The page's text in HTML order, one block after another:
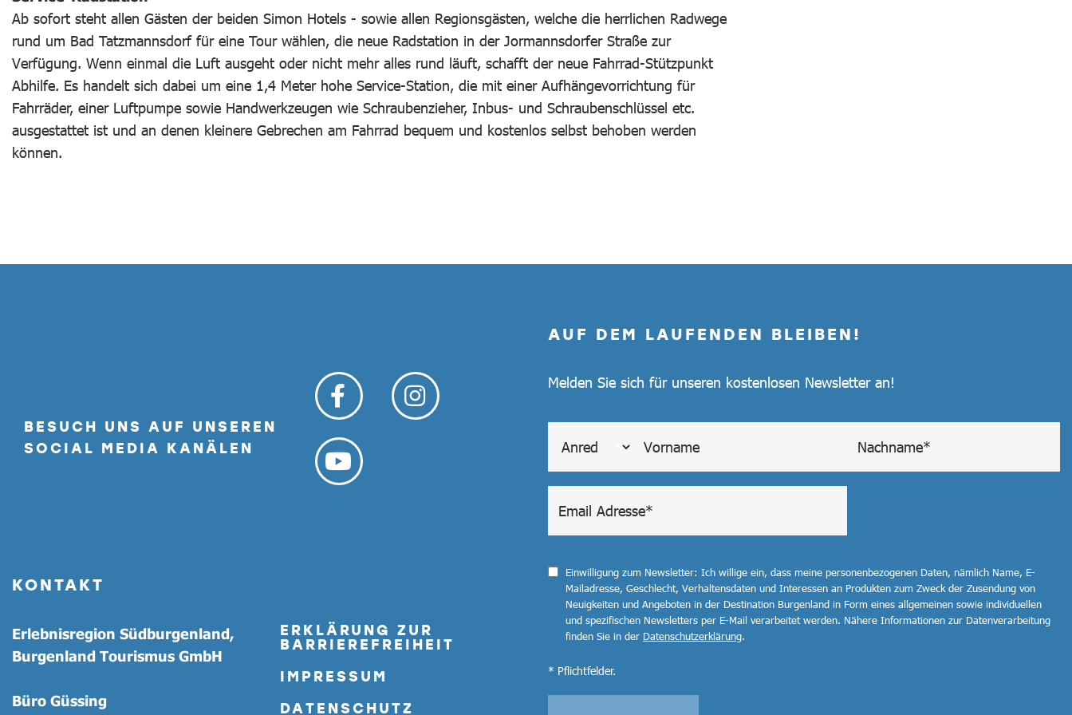
Ab sofort steht allen Gästen der beiden Simon Hotels - sowie allen Regionsgästen, welche die herrlichen Radwege
rund um Bad Tatzmannsdorf für eine Tour wählen, die neue Radstation in der Jormannsdorfer Straße zur
Verfügung. Wenn einmal die Luft ausgeht oder nicht mehr alles rund läuft, schafft der neue Fahrrad-Stützpunkt
Abhilfe. Es handelt sich dabei um eine 1,4 Meter hohe Service-Station, die mit einer Aufhängevorrichtung für
Fahrräder, einer Luftpumpe sowie Handwerkzeugen wie Schraubenzieher, Inbus- und Schraubenschlüssel etc.
ausgestattet ist und an denen kleinere Gebrechen am Fahrrad bequem und kostenlos selbst behoben werden
können.
BESUCH UNS AUF UNSEREN
SOCIAL MEDIA KANÄLEN
KONTAKT
Erlebnisregion Südburgenland,
Burgenland Tourismus GmbH
Büro Güssing
ERKLÄRUNG ZUR
BARRIEREFREIHEIT
IMPRESSUM
DATENSCHUTZ
AUF DEM LAUFENDEN BLEIBEN!
Melden Sie sich für unseren kostenlosen Newsletter an!
Einwilligung zum Newsletter: Ich willige ein, dass meine personenbezogenen Daten, nämlich Name, E-
Mailadresse, Geschlecht, Verhaltensdaten und Interessen an Produkten zum Zweck der Zusendung von
Neuigkeiten und Angeboten in der Destination Burgenland in Form eines allgemeinen sowie individuellen
und spezifischen Newsletters per E-Mail verarbeitet werden. Nähere Informationen zur Datenverarbeitung
finden Sie in der Datenschutzerklärung.
* Pflichtfelder.